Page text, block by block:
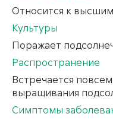
Относится к
Культуры
Поражает
Распространение
Встречается
выращивания
Симптомы